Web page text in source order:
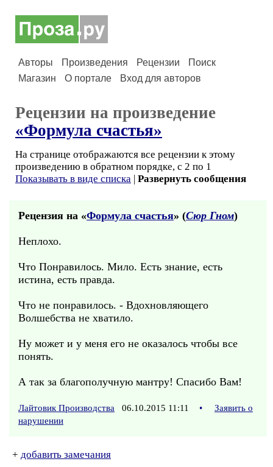
Авторы Произведения Рецензии
Поиск
Магазин
О портале Вход для авторов
Рецензии на произведение
«Формула счастья»
На странице отображаются все рецензии к этому
произведению в обратном порядке, с 2 по 1
Показывать в виде списка | Развернуть сообщения
Рецензия на «Формула счастья» (Сюр Гном)
Неплохо.
Что Понравилось. Мило. Есть знание, есть
истина, есть правда.
Что не понравилось. - Вдохновляющего
Волшебства не хватило.
Ну может и у меня его не оказалось чтобы все
понять.
А так за благополучную мантру! Спасибо Вам!
Лайтовик Производства 06.10.2015 11:11 •
Заявить о
нарушении
+ добавить замечания